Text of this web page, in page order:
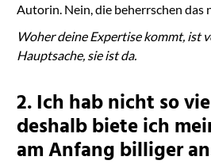
Autorin. Nein, die beherrschen das
Woher deine Expertise kommt, ist
Hauptsache, sie ist da.
2. Ich hab nicht so
deshalb biete ich
am Anfang billiger